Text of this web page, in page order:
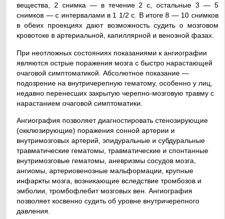
вещества, 2 снимка — в течение 2 с, остальные 3 — 5
снимков — с интервалами в 1 1/2 с. В итоге 8 — 10 снимков
в обеих проекциях дают возможность судить о мозговом
кровотоке в артериальной, капиллярной и венозной фазах.
При неотложных состояниях показаниями к ангиографии
являются острые поражения мозга с быстро нарастающей
очаговой симптоматикой. Абсолютное показание —
подозрение на внутричерепную гематому, особенно у лиц,
недавно перенесших закрытую черепно-мозговую травму с
нарастанием очаговой симптоматики.
Ангиография позволяет диагностировать стенозирующие
(окклюзирующие) поражения сонной артерии и
внутримозговых артерий, эпидуральные и субдуральные
травматические гематомы, травматические и спонтанные
внутримозговые гематомы, аневризмы сосудов мозга,
ангиомы, артериовенозные мальформации, крупные
инфаркты мозга, возникающие вследствие тромбозов и
эмболии, тромбофлебит мозговых вен. Ангиография
позволяет косвенно судить об уровне внутричерепного
давления.